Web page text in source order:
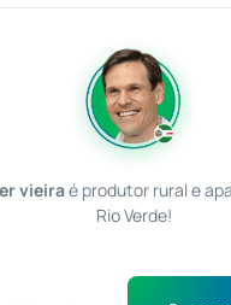
vieiraé produtor rural e
Rio Verde!